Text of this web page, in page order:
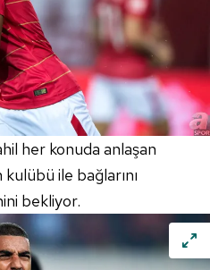
her konuda anlaşan
ile bağlarını
bekliyor.